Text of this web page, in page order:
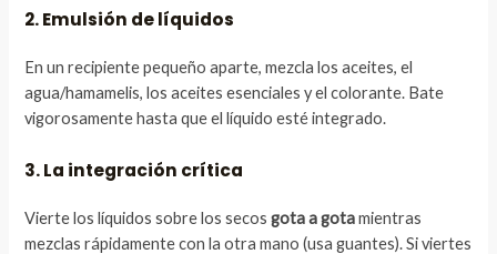
2. Emulsión de líquidos
En un recipiente pequeño aparte, mezcla los aceites, el
agua/hamamelis, los aceites esenciales y el colorante. Bate
vigorosamente hasta que el líquido esté integrado.
3. La integración crítica
Vierte los líquidos sobre los secosgota a gotamientras
mezclas rápidamente con la otra mano (usa guantes). Si viertes